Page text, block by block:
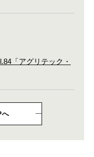
へ
「アグリテック・